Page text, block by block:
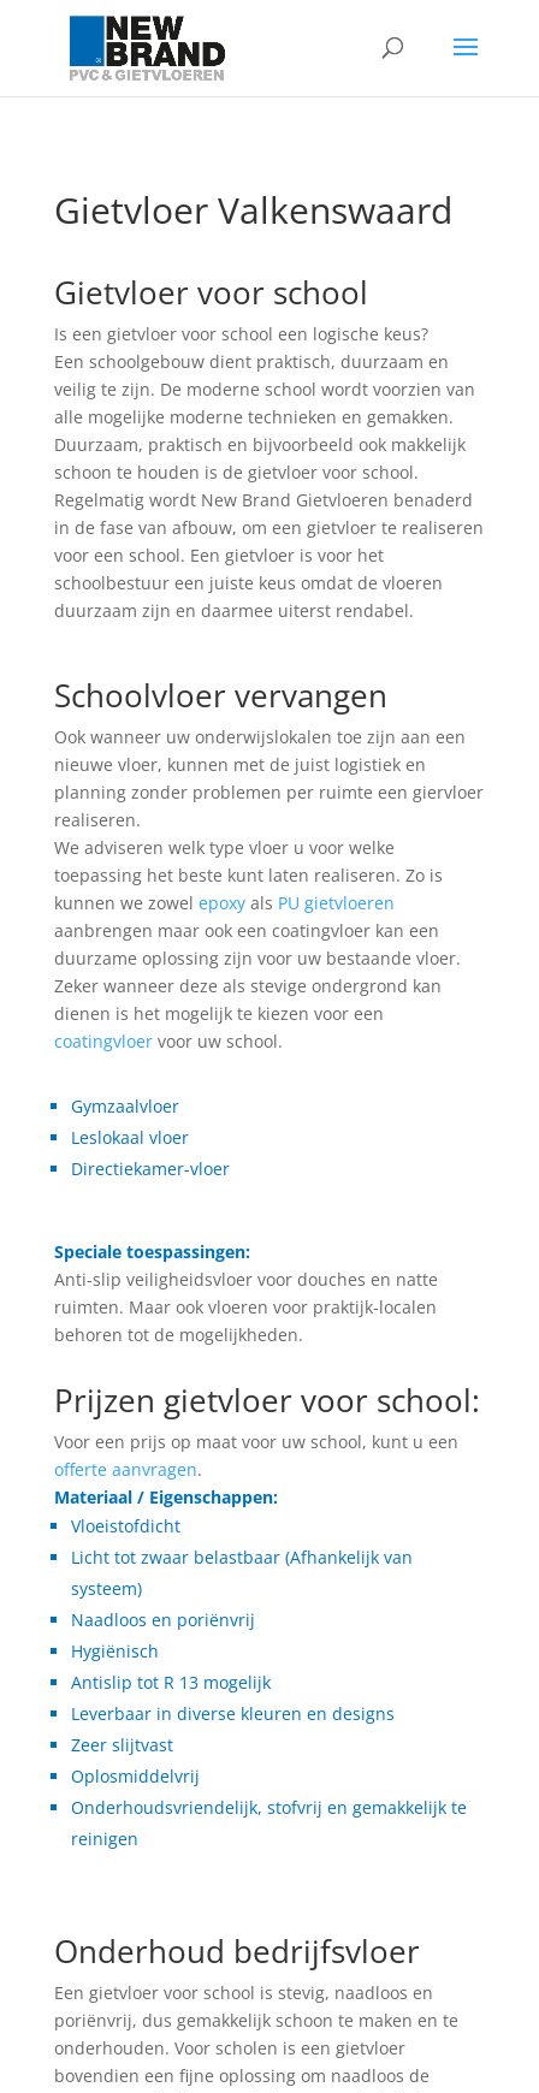
Gietvloer Valkenswaard
Gietvloer voor school
Is een gietvloer voor school een logische keus?
Een schoolgebouw dient praktisch, duurzaam en
veilig te zijn. De moderne school wordt voorzien van
alle mogelijke moderne technieken en gemakken.
Duurzaam, praktisch en bijvoorbeeld ook makkelijk
schoon te houden is de gietvloer voor school.
Regelmatig wordt New Brand Gietvloeren benaderd
in de fase van afbouw, om een gietvloer te realiseren
voor een school. Een gietvloer is voor het
schoolbestuur een juiste keus omdat de vloeren
duurzaam zijn en daarmee uiterst rendabel.
Schoolvloer vervangen
Ook wanneer uw onderwijslokalen toe zijn aan een
nieuwe vloer, kunnen met de juist logistiek en
planning zonder problemen per ruimte een giervloer
realiseren.
We adviseren welk type vloer u voor welke
toepassing het beste kunt laten realiseren. Zo is
kunnen we zowel epoxyals PU gietvloeren
aanbrengen maar ook een coatingvloer kan een
duurzame oplossing zijn voor uw bestaande vloer.
Zeker wanneer deze als stevige ondergrond kan
dienen is het mogelijk te kiezen voor een
coatingvloervoor uw school.
Gymzaalvloer
Leslokaal vloer
Directiekamer-vloer
Speciale toespassingen:
Anti-slip veiligheidsvloer voor douches en natte
ruimten. Maar ook vloeren voor praktijk-localen
behoren tot de mogelijkheden.
Prijzen gietvloer voor school:
Voor een prijs op maat voor uw school, kunt u een
offerte aanvragen.
Materiaal / Eigenschappen:
Vloeistofdicht
Licht tot zwaar belastbaar (Afhankelijk van
systeem)
Naadloos en poriënvrij
Hygiënisch
Antislip tot R 13 mogelijk
Leverbaar in diverse kleuren en designs
Zeer slijtvast
Oplosmiddelvrij
Onderhoudsvriendelijk, stofvrij en gemakkelijk te
reinigen
Onderhoud bedrijfsvloer
Een gietvloer voor school is stevig, naadloos en
poriënvrij, dus gemakkelijk schoon te maken en te
onderhouden. Voor scholen is een gietvloer
bovendien een fijne oplossing om naadloos de